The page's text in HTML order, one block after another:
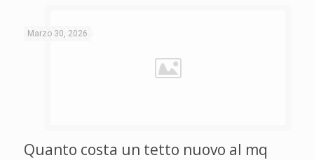
Marzo 30, 2026
Quanto costa un tetto nuovo al mq